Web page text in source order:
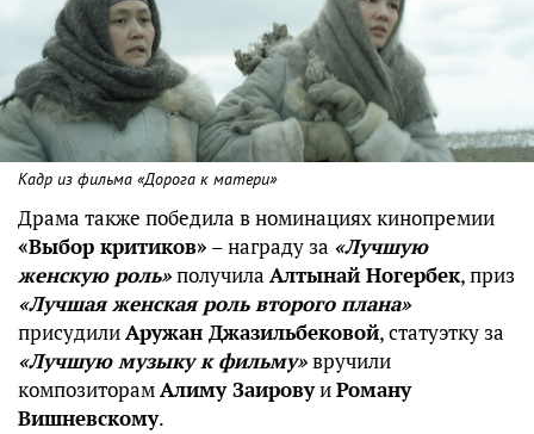
Кадр из фильма «Дорога к матери»
Драма также победила в номинациях кинопремии
«Выбор критиков» – награду за «Лучшую
женскую роль»получила Алтынай Ногербек, приз
«Лучшая женская роль второго плана»
присудилиАружан Джазильбековой, статуэтку за
«Лучшую музыку к фильму»вручили
композиторамАлиму ЗаировуиРоману
Вишневскому.